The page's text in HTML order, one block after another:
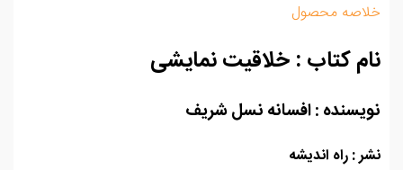
محصول
کتاب : خلاقیت نمایشی
: افسانه نسل شریف
: راه اندیشه